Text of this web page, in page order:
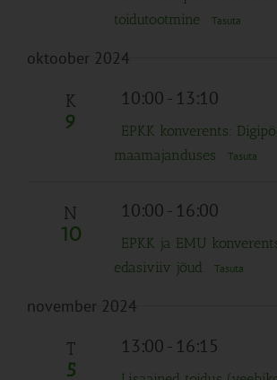
toidutootmine
Tasuta
oktoober 2024
K
9
10:00- 13:10
EPKK konverents:
maamajanduses
Tasuta
N
10
10:00- 16:00
EPKK ja EMU
edasiviiv jõud
Tasuta
november 2024
T
5
13:00- 16:15